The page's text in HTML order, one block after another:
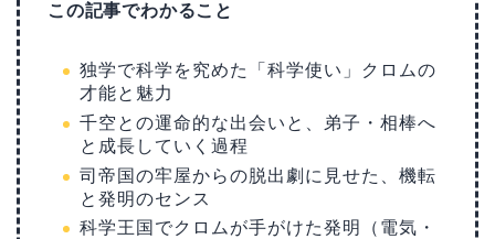
この記事でわかること
独学で科学を究めた「科学使い」クロムの
才能と魅力
千空との運命的な出会いと、弟子・相棒へ
と成長していく過程
司帝国の牢屋からの脱出劇に見せた、機転
と発明のセンス
科学王国でクロムが手がけた発明（電気・